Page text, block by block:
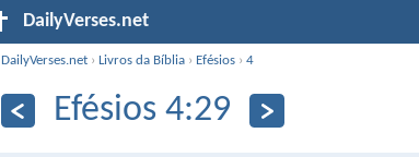
DailyVerses.net
DailyVerses.net ›Livros da Bíblia › Efésios ›4
Efésios 4:29